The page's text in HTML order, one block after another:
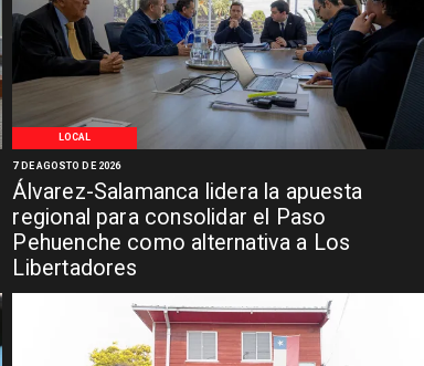
LOCAL
Álvarez-Salamanca lidera la apuesta
regional para consolidar el Paso
Pehuenche como alternativa a Los
Libertadores
7 DE AGOSTO DE 2026